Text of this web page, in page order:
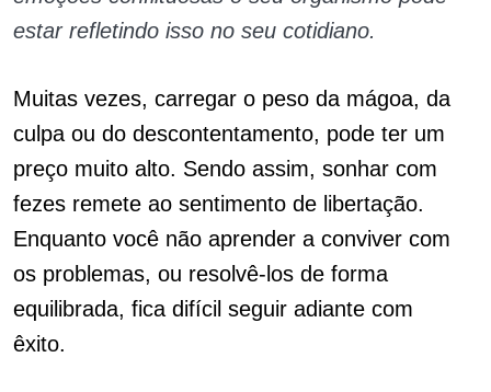
estar refletindo isso no seu cotidiano.
Muitas vezes, carregar o peso da mágoa, da
culpa ou do descontentamento, pode ter um
preço muito alto. Sendo assim, sonhar com
fezes remete ao sentimento de libertação.
Enquanto você não aprender a conviver com
os problemas, ou resolvê-los de forma
equilibrada, fica difícil seguir adiante com
êxito.